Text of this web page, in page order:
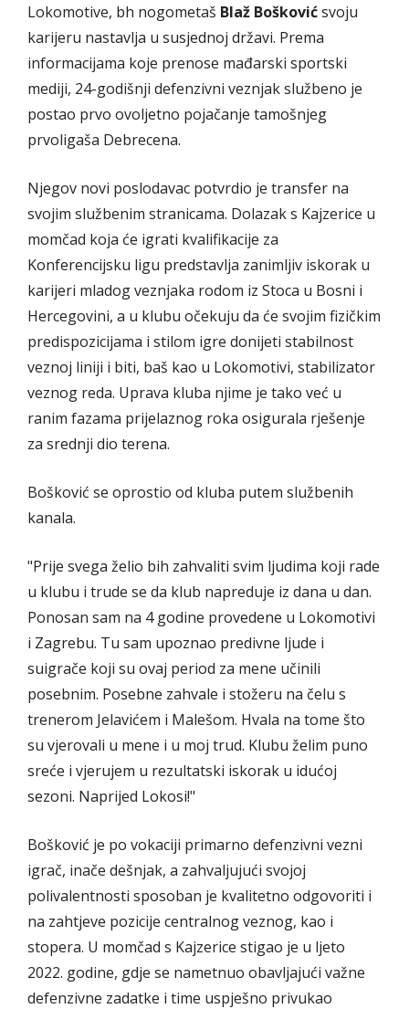
Lokomotive, bh nogometaš Blaž Boškovićsvoju
karijeru nastavlja u susjednoj državi. Prema
informacijama koje prenose mađarski sportski
mediji, 24-godišnji defenzivni veznjak službeno je
postao prvo ovoljetno pojačanje tamošnjeg
prvoligaša Debrecena.
Njegov novi poslodavac potvrdio je transfer na
svojim službenim stranicama. Dolazak s Kajzerice u
momčad koja će igrati kvalifikacije za
Konferencijsku ligu predstavlja zanimljiv iskorak u
karijeri mladog veznjaka rodom iz Stoca u Bosni i
Hercegovini, a u klubu očekuju da će svojim fizičkim
predispozicijama i stilom igre donijeti stabilnost
veznoj liniji i biti, baš kao u Lokomotivi, stabilizator
veznog reda. Uprava kluba njime je tako već u
ranim fazama prijelaznog roka osigurala rješenje
za srednji dio terena.
Bošković se oprostio od kluba putem službenih
kanala.
"Prije svega želio bih zahvaliti svim ljudima koji rade
u klubu i trude se da klub napreduje iz dana u dan.
Ponosan sam na 4 godine provedene u Lokomotivi
i Zagrebu. Tu sam upoznao predivne ljude i
suigrače koji su ovaj period za mene učinili
posebnim. Posebne zahvale i stožeru na čelu s
trenerom Jelavićem i Malešom. Hvala na tome što
su vjerovali u mene i u moj trud. Klubu želim puno
sreće i vjerujem u rezultatski iskorak u idućoj
sezoni. Naprijed Lokosi!"
Bošković je po vokaciji primarno defenzivni vezni
igrač, inače dešnjak, a zahvaljujući svojoj
polivalentnosti sposoban je kvalitetno odgovoriti i
na zahtjeve pozicije centralnog veznog, kao i
stopera. U momčad s Kajzerice stigao je u ljeto
2022. godine, gdje se nametnuo obavljajući važne
defenzivne zadatke i time uspješno privukao